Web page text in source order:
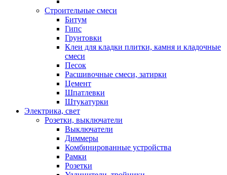
Строительные смеси
Битум
Гипс
Грунтовки
Клеи для кладки плитки, камня и кладочные
смеси
Песок
Расшивочные смеси, затирки
Цемент
Шпатлевки
Штукатурки
Электрика, свет
Розетки, выключатели
Выключатели
Диммеры
Комбинированные устройства
Рамки
Розетки